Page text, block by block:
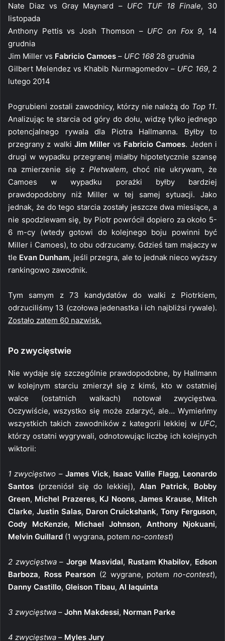
Nate Diaz vs Gray Maynard – UFC TUF 18 Finale, 30
listopada
Anthony Pettis vs Josh Thomson – UFC on Fox 9, 14
grudnia
Jim Miller vs Fabricio Camoes – UFC 168 28 grudnia
Gilbert Melendez vs Khabib Nurmagomedov – UFC 169, 2
lutego 2014
Pogrubieni zostali zawodnicy, którzy nie należą do Top 11.
Analizując te starcia od góry do dołu, widzę tylko jednego
potencjalnego rywala dla Piotra Hallmanna. Byłby to
przegrany z walki Jim Miller vs Fabricio Camoes. Jeden i
drugi w wypadku przegranej miałby hipotetycznie szansę
na zmierzenie się z Płetwalem, choć nie ukrywam, że
Camoes w wypadku porażki byłby bardziej
prawdopodobny niż Miller w tej samej sytuacji. Jako
jednak, że do tego starcia zostały jeszcze dwa miesiące, a
nie spodziewam się, by Piotr powrócił dopiero za około 5-
6 m-cy (wtedy gotowi do kolejnego boju powinni być
Miller i Camoes), to obu odrzucamy. Gdzieś tam majaczy w
tle Evan Dunham, jeśli przegra, ale to jednak nieco wyższy
rankingowo zawodnik.
Tym samym z 73 kandydatów do walki z Piotrkiem,
odrzuciliśmy 13 (czołowa jedenastka i ich najbliżsi rywale).
Zostało zatem 60 nazwisk.
Po zwycięstwie
Nie wydaje się szczególnie prawdopodobne, by Hallmann
w kolejnym starciu zmierzył się z kimś, kto w ostatniej
walce (ostatnich walkach) notował zwycięstwa.
Oczywiście, wszystko się może zdarzyć, ale… Wymieńmy
wszystkich takich zawodników z kategorii lekkiej w UFC,
którzy ostatni wygrywali, odnotowując liczbę ich kolejnych
wiktorii:
1 zwycięstwo –James Vick, Isaac Vallie Flagg, Leonardo
Santos (przeniósł się do lekkiej), Alan Patrick, Bobby
Green, Michel Prazeres, KJ Noons,James Krause, Mitch
Clarke, Justin Salas, Daron Cruickshank,Tony Ferguson,
Cody McKenzie, Michael Johnson, Anthony Njokuani,
Melvin Guillard (1 wygrana, potem no-contest)
2 zwycięstwa–Jorge Masvidal, Rustam Khabilov, Edson
Barboza, Ross Pearson (2 wygrane, potemno-contest),
Danny Castillo, Gleison Tibau, Al Iaquinta
3 zwycięstwa – John Makdessi, Norman Parke
4 zwycięstwa – Myles Jury